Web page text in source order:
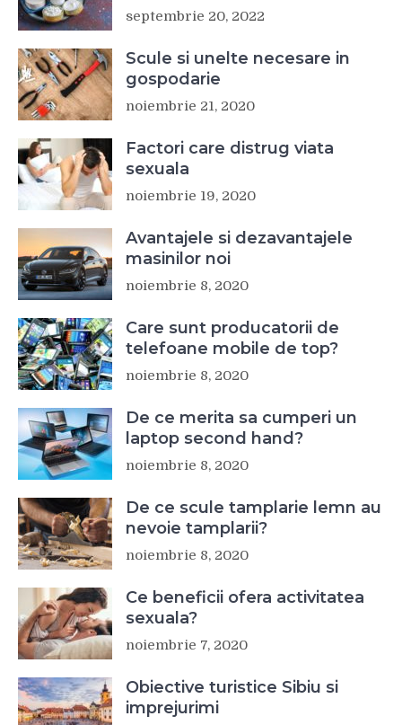
septembrie 20, 2022
Scule si unelte necesare in
gospodarie
noiembrie 21, 2020
Factori care distrug viata
sexuala
noiembrie 19, 2020
Avantajele si dezavantajele
masinilor noi
noiembrie 8, 2020
Care sunt producatorii de
telefoane mobile de top?
noiembrie 8, 2020
De ce merita sa cumperi un
laptop second hand?
noiembrie 8, 2020
De ce scule tamplarie lemn au
nevoie tamplarii?
noiembrie 8, 2020
Ce beneficii ofera activitatea
sexuala?
noiembrie 7, 2020
Obiective turistice Sibiu si
imprejurimi